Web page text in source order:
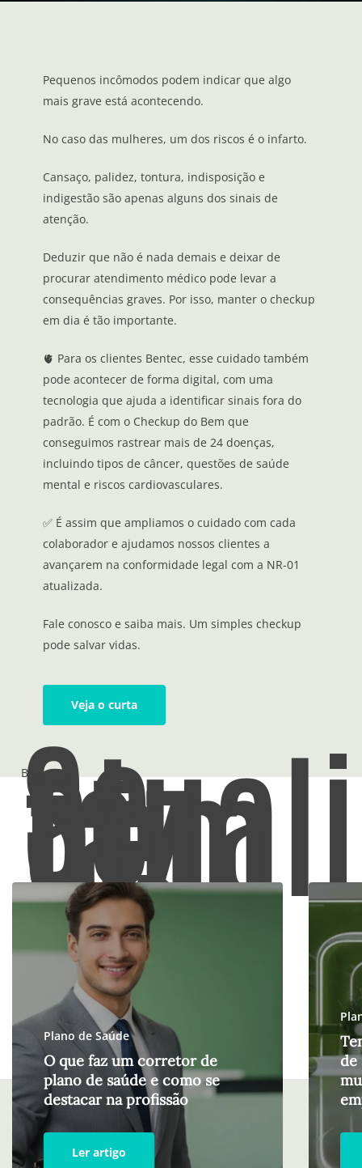
Pequenos incômodos podem indicar que algo
mais grave está acontecendo.
No caso das mulheres, um dos riscos é o infarto.
Cansaço, palidez, tontura, indisposição e
indigestão são apenas alguns dos sinais de
atenção.
Deduzir que não é nada demais e deixar de
procurar atendimento médico pode levar a
consequências graves. Por isso, manter o checkup
em dia é tão importante.
🫀 Para os clientes Bentec, esse cuidado também
pode acontecer de forma digital, com uma
tecnologia que ajuda a identificar sinais fora do
padrão. É com o Checkup do Bem que
conseguimos rastrear mais de 24 doenças,
incluindo tipos de câncer, questões de saúde
mental e riscos cardiovasculares.
✅ É assim que ampliamos o cuidado com cada
colaborador e ajudamos nossos clientes a
avançarem na conformidade legal com a NR-01
atualizada.
Fale conosco e saiba mais. Um simples checkup
pode salvar vidas.
Veja o curta
Blog
Se
faz
bem
Plano de Saúde
O que faz um corretor de
plano de saúde e como se
destacar na profissão
Ler artigo
de